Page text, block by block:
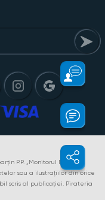
P.P. „Monitorul Fiscal
sau a ilustrațiilor din orice
scris al publicației. Pirateria